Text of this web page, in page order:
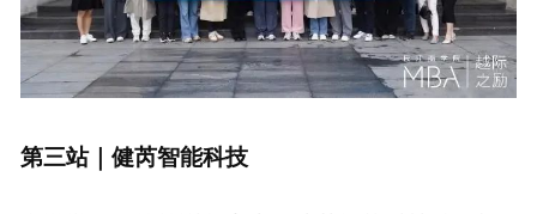
第三站｜健芮智能科技